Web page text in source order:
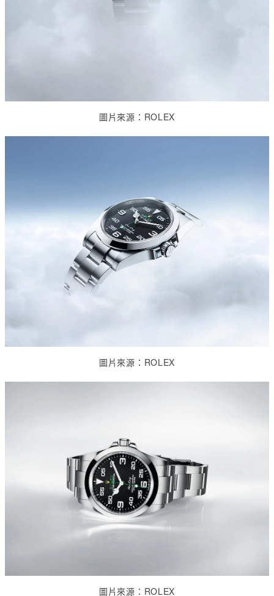
圖片來源： ROLEX
圖片來源： ROLEX
圖片來源： ROLEX